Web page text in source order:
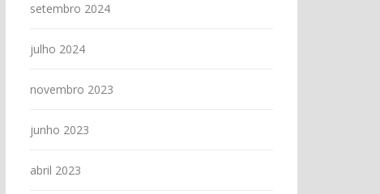
setembro 2024
julho 2024
novembro 2023
junho 2023
abril 2023